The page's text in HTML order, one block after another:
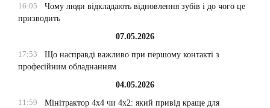
16:05
Чому люди відкладають відновлення зубів і до чого це
призводить
07.05.2026
17:53
Що насправді важливо при першому контакті з
професійним обладнанням
04.05.2026
11:59
Мінітрактор 4х4 чи 4х2: який привід краще для